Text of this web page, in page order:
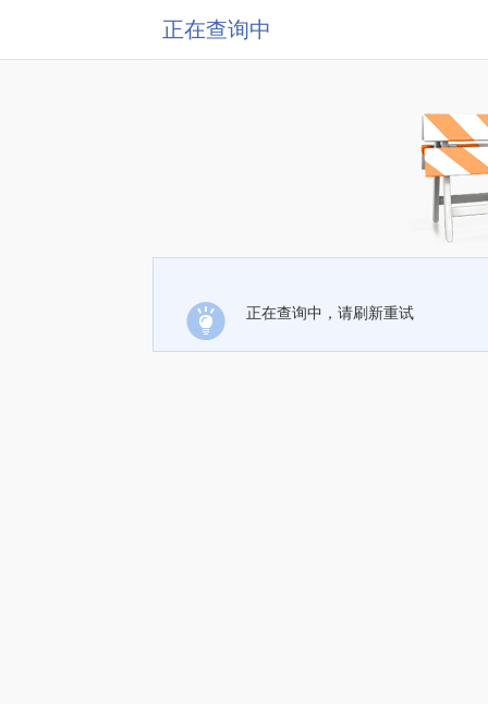
正在查询中
正在查询中，请刷新重试